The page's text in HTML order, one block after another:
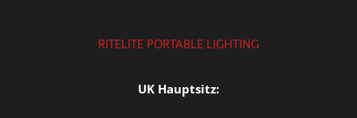
RITELITE PORTABLE LIGHTING
UK Hauptsitz: